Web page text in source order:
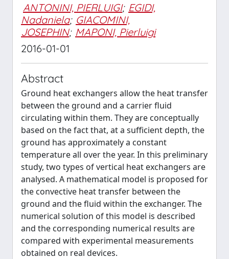
ANTONINI, PIERLUIGI; EGIDI,
Nadaniela; GIACOMINI,
JOSEPHIN; MAPONI, Pierluigi
2016-01-01
Abstract
Ground heat exchangers allow the heat transfer
between the ground and a carrier fluid
circulating within them. They are conceptually
based on the fact that, at a sufficient depth, the
ground has approximately a constant
temperature all over the year. In this preliminary
study, two types of vertical heat exchangers are
analysed. A mathematical model is proposed for
the convective heat transfer between the
ground and the fluid within the exchanger. The
numerical solution of this model is described
and the corresponding numerical results are
compared with experimental measurements
obtained on real devices.